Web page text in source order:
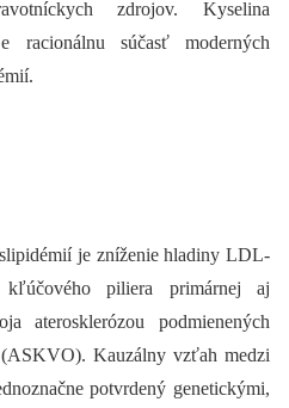
zdrojov. Kyselina
racionálnu súčasť moderných
je zníženie hladiny LDL-
piliera primárnej aj
aterosklerózou podmienených
Kauzálny vzťah medzi
potvrdený genetickými,